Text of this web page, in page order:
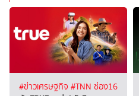
#ข่าวเศรษฐกิจ #TNN ช่อง16